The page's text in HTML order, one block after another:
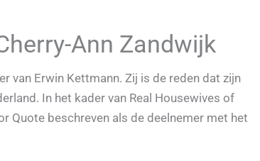
Ann Zandwijk
van Erwin Kettmann. Zij is de reden dat zijn
In het kader van Real Housewives of
Quote beschreven als de deelnemer met het